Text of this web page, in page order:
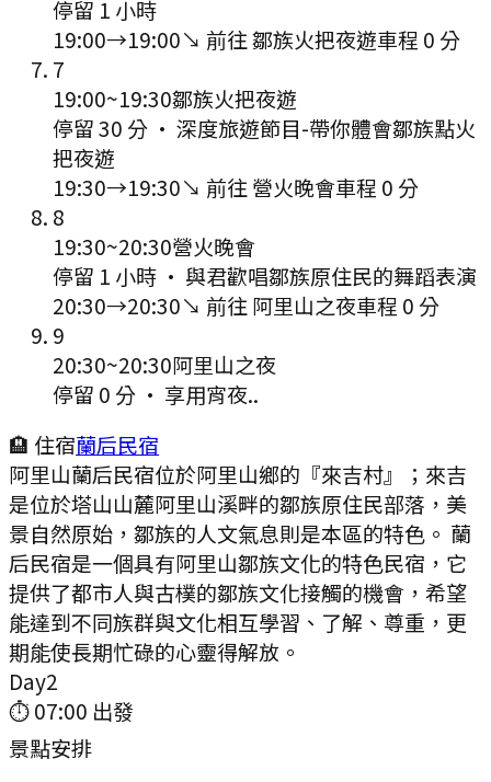
停留 1 小時
19:00→19:00↘ 前往鄒族火把夜遊車程 0 分
7
19:00~19:30鄒族火把夜遊
停留 30 分 · 深度旅遊節目-帶你體會鄒族點火
把夜遊
19:30→19:30↘ 前往 營火晚會車程 0 分
8
19:30~20:30營火晚會
停留 1 小時 · 與君歡唱鄒族原住民的舞蹈表演
20:30→20:30↘ 前往 阿里山之夜車程 0 分
9
20:30~20:30阿里山之夜
停留 0 分 · 享用宵夜..
🏨 住宿蘭后民宿
阿里山蘭后民宿位於阿里山鄉的『來吉村』；來吉
是位於塔山山麓阿里山溪畔的鄒族原住民部落，美
景自然原始，鄒族的人文氣息則是本區的特色。 蘭
后民宿是一個具有阿里山鄒族文化的特色民宿，它
提供了都市人與古樸的鄒族文化接觸的機會，希望
能達到不同族群與文化相互學習、了解、尊重，更
期能使長期忙碌的心靈得解放。
Day2
⏱07:00 出發
景點安排